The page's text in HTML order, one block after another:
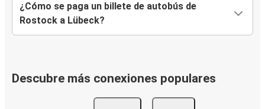
¿Cómo se paga un billete de autobús de
Rostock a Lübeck?
Descubre más conexiones populares